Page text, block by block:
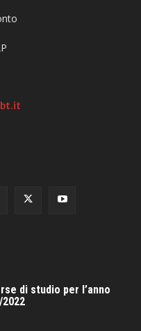
di studio per l’anno